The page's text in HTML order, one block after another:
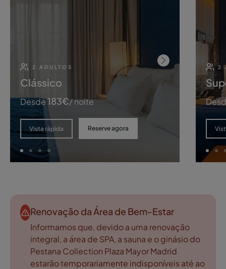
2 ADULTOS
Clássico
Desde183€/ noite
Vista rápida Reserve agora
2
Renovação da Área de Bem-Estar
Informamos que, devido a uma renovação
integral, a área de SPA, a sauna e o ginásio do
Pestana Collection Plaza Mayor Madrid
estarão temporariamente indisponíveis até ao